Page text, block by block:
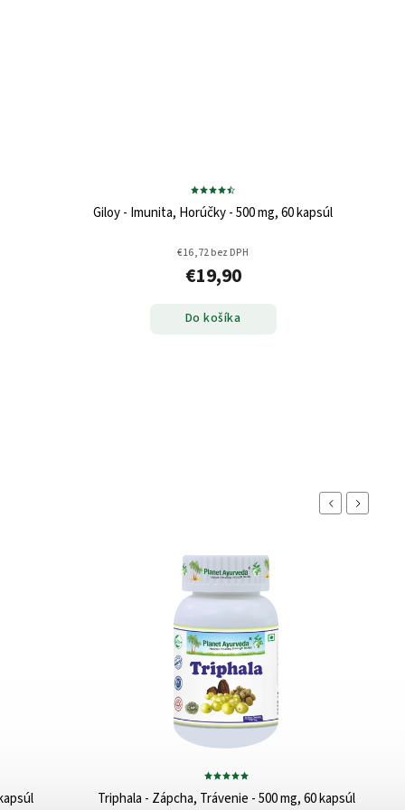
Giloy - Imunita, Horúčky - 500 mg, 60 kapsúl
€16,72 bez DPH
€19,90
Do košíka
NaspäťĎalej
Triphala - Zápcha, Trávenie - 500 mg, 60 kapsúl